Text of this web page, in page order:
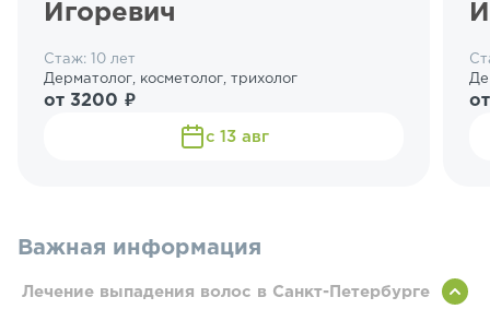
Игоревич
Стаж: 10 лет
Дерматолог, косметолог, трихолог
от 3200 ₽
с 13 авг
Важная информация
Лечение выпадения волос в Санкт-Петербурге